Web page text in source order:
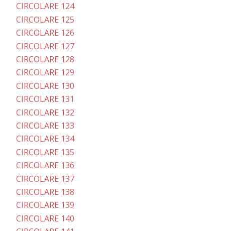
CIRCOLARE 124
CIRCOLARE 125
CIRCOLARE 126
CIRCOLARE 127
CIRCOLARE 128
CIRCOLARE 129
CIRCOLARE 130
CIRCOLARE 131
CIRCOLARE 132
CIRCOLARE 133
CIRCOLARE 134
CIRCOLARE 135
CIRCOLARE 136
CIRCOLARE 137
CIRCOLARE 138
CIRCOLARE 139
CIRCOLARE 140